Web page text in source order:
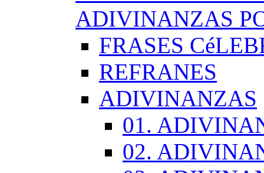
ADIVINANZAS
FRASES
REFRANES
ADIVINANZAS
01.
02.